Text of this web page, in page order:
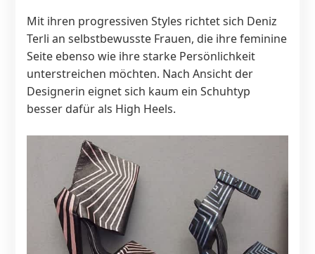
Mit ihren progressiven Styles richtet sich Deniz
Terli an selbstbewusste Frauen, die ihre feminine
Seite ebenso wie ihre starke Persönlichkeit
unterstreichen möchten. Nach Ansicht der
Designerin eignet sich kaum ein Schuhtyp
besser dafür als High Heels.